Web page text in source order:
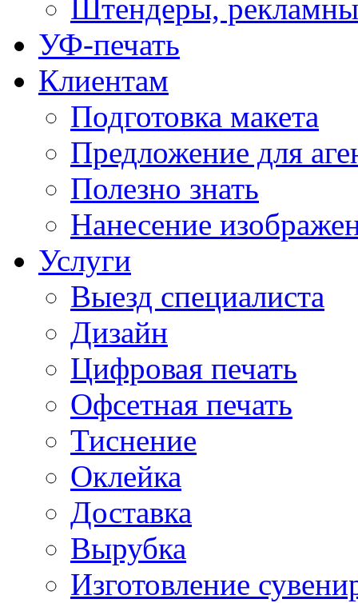
Штендеры,
УФ-печать
Клиентам
Подготовка макета
Предложение для
Полезно знать
Нанесение
Услуги
Выезд специалиста
Дизайн
Цифровая печать
Офсетная печать
Тиснение
Оклейка
Доставка
Вырубка
Изготовление